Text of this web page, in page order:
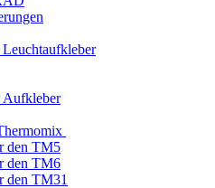
Aufkleber
den TM5
den TM6
den TM31